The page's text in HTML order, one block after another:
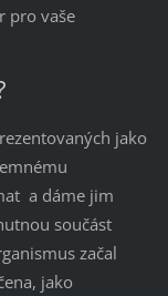
pro vaše
jako
a dáme jim
součást
začal
jako